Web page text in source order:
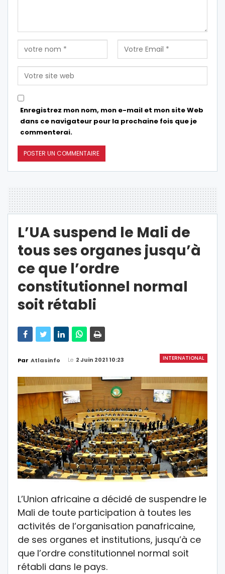
Enregistrez mon nom, mon e-mail et mon site Web
dans ce navigateur pour la prochaine fois que je
commenterai.
L’UA suspend le Mali de
tous ses organes jusqu’à
ce que l’ordre
constitutionnel normal
soit rétabli
INTERNATIONAL
Par Atlasinfo Le 2 Juin 2021 10:23
L’Union africaine a décidé de suspendre le
Mali de toute participation à toutes les
activités de l’organisation panafricaine,
de ses organes et institutions, jusqu’à ce
que l’ordre constitutionnel normal soit
rétabli dans le pays.